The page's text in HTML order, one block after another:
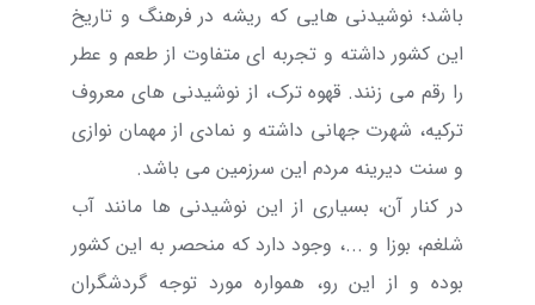
باشد؛ نوشیدنی هایی که ریشه در فرهنگ و تاریخ
این کشور داشته و تجربه ای متفاوت از طعم و عطر
را رقم می زنند. قهوه ترک، از نوشیدنی های معروف
ترکیه، شهرت جهانی داشته و نمادی از مهمان نوازی
و سنت دیرینه مردم این سرزمین می باشد.
در کنار آن، بسیاری از این نوشیدنی ها مانند آب
شلغم، بوزا و ...، وجود دارد که منحصر به این کشور
بوده و از این رو، همواره مورد توجه گردشگران